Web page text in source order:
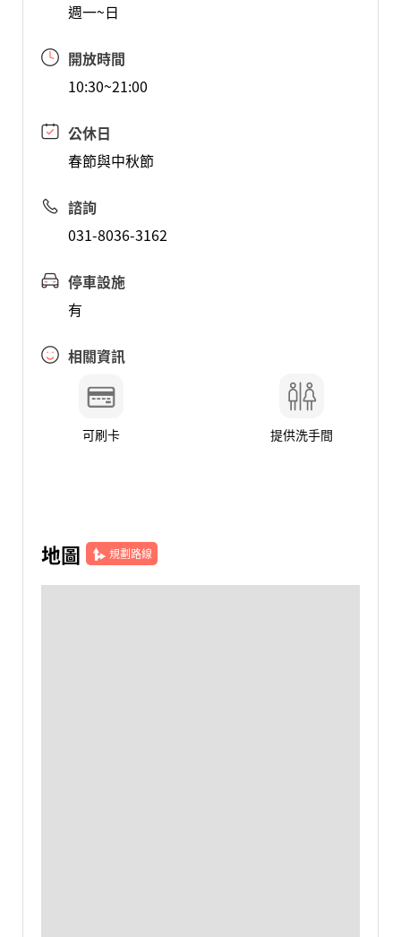
週一~日
開放時間
10:30~21:00
公休日
春節與中秋節
諮詢
031-8036-3162
停車設施
有
相關資訊
可刷卡 提供洗手間
地圖 規劃路線